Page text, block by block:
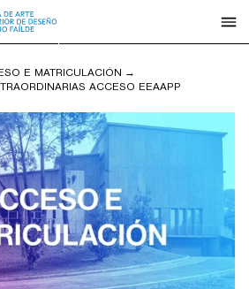
E MATRICULACIÓN →
ACCESO EEAAPP